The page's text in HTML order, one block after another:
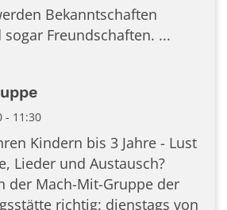
Bekanntschaften
Freundschaften. ...
- 11:30
Kindern bis 3 Jahre - Lust
Lieder und Austausch?
der Mach-Mit-Gruppe der
richtig: dienstags von